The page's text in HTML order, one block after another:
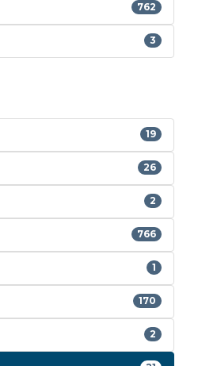
762
3
19
26
2
766
1
170
2